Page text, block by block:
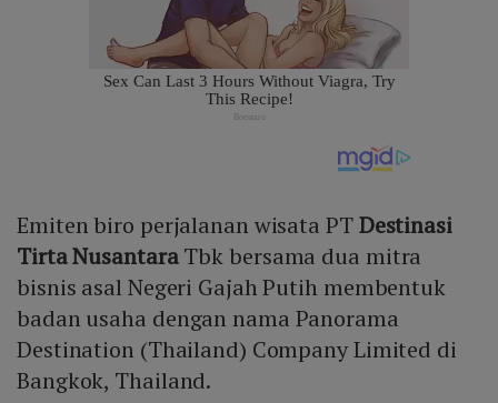
Emiten biro perjalanan wisata PTDestinasi
Tirta NusantaraTbk bersama dua mitra
bisnis asal Negeri Gajah Putih membentuk
badan usaha dengan nama Panorama
Destination (Thailand) Company Limited di
Bangkok, Thailand.